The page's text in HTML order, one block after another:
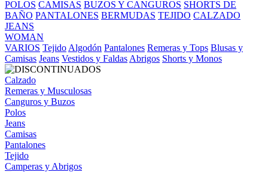
POLOS CAMISAS BUZOS Y CANGUROS SHORTS DE
BAÑO PANTALONES BERMUDAS TEJIDO CALZADO
JEANS
WOMAN
VARIOS Tejido Algodón Pantalones Remeras y Tops Blusas y
Camisas Jeans Vestidos y Faldas Abrigos Shorts y Monos
Calzado
Remeras y Musculosas
Canguros y Buzos
Polos
Jeans
Camisas
Pantalones
Tejido
Camperas y Abrigos